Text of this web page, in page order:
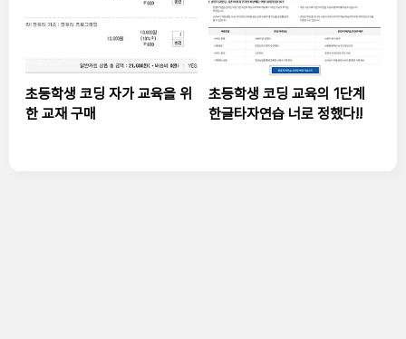
초등학생 코딩 자가 교육을 위
한 교재 구매
초등학생 코딩 교육의 1단계
한글타자연습 너로 정했다!!